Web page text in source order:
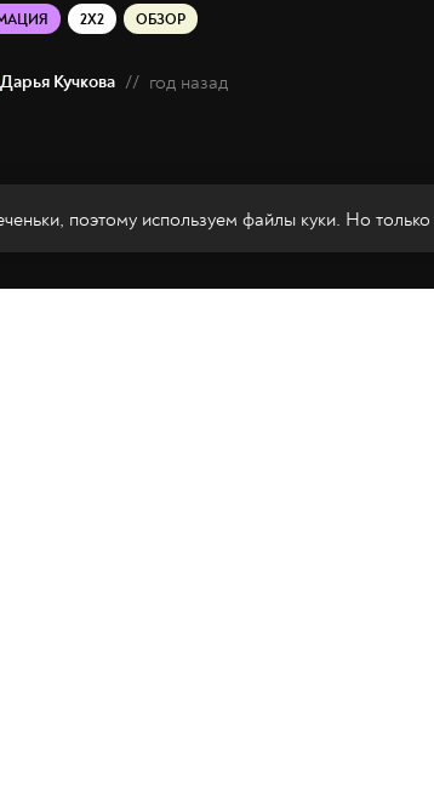
2X2 ОБЗОР
Дарья Кучкова// год назад
поэтому используем файлы куки. Но только